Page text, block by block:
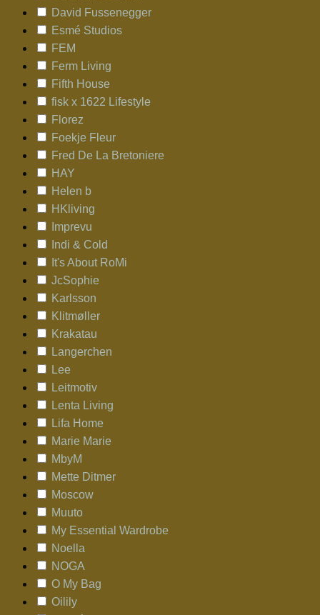
David Fussenegger
Esmé Studios
FEM
Ferm Living
Fifth House
fisk x 1622 Lifestyle
Florez
Foekje Fleur
Fred De La Bretoniere
HAY
Helen b
HKliving
Imprevu
Indi & Cold
It's About RoMi
JcSophie
Karlsson
Klitmøller
Krakatau
Langerchen
Lee
Leitmotiv
Lenta Living
Lifa Home
Marie Marie
MbyM
Mette Ditmer
Moscow
Muuto
My Essential Wardrobe
Noella
NOGA
O My Bag
Oilily